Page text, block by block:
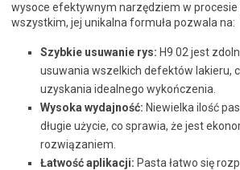
wysoce efektywnym narzędziem w procesie
wszystkim, jej unikalna formuła pozwala na:
Szybkie usuwanie rys: H9 02 jest
usuwania wszelkich defektów lakieru,
uzyskania idealnego wykończenia.
Wysoka wydajność: Niewielka ilość
długie użycie, co sprawia, że jest
rozwiązaniem.
Łatwość aplikacji: Pasta łatwo się